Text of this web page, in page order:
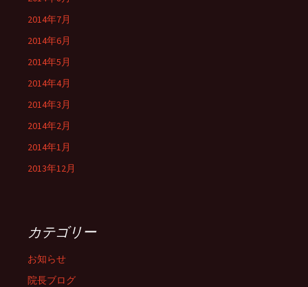
2014年7月
2014年6月
2014年5月
2014年4月
2014年3月
2014年2月
2014年1月
2013年12月
カテゴリー
お知らせ
院長ブログ